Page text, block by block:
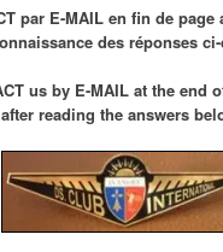
par E-MAIL en fin de page
des réponses
us by E-MAIL at the end
after reading the answers